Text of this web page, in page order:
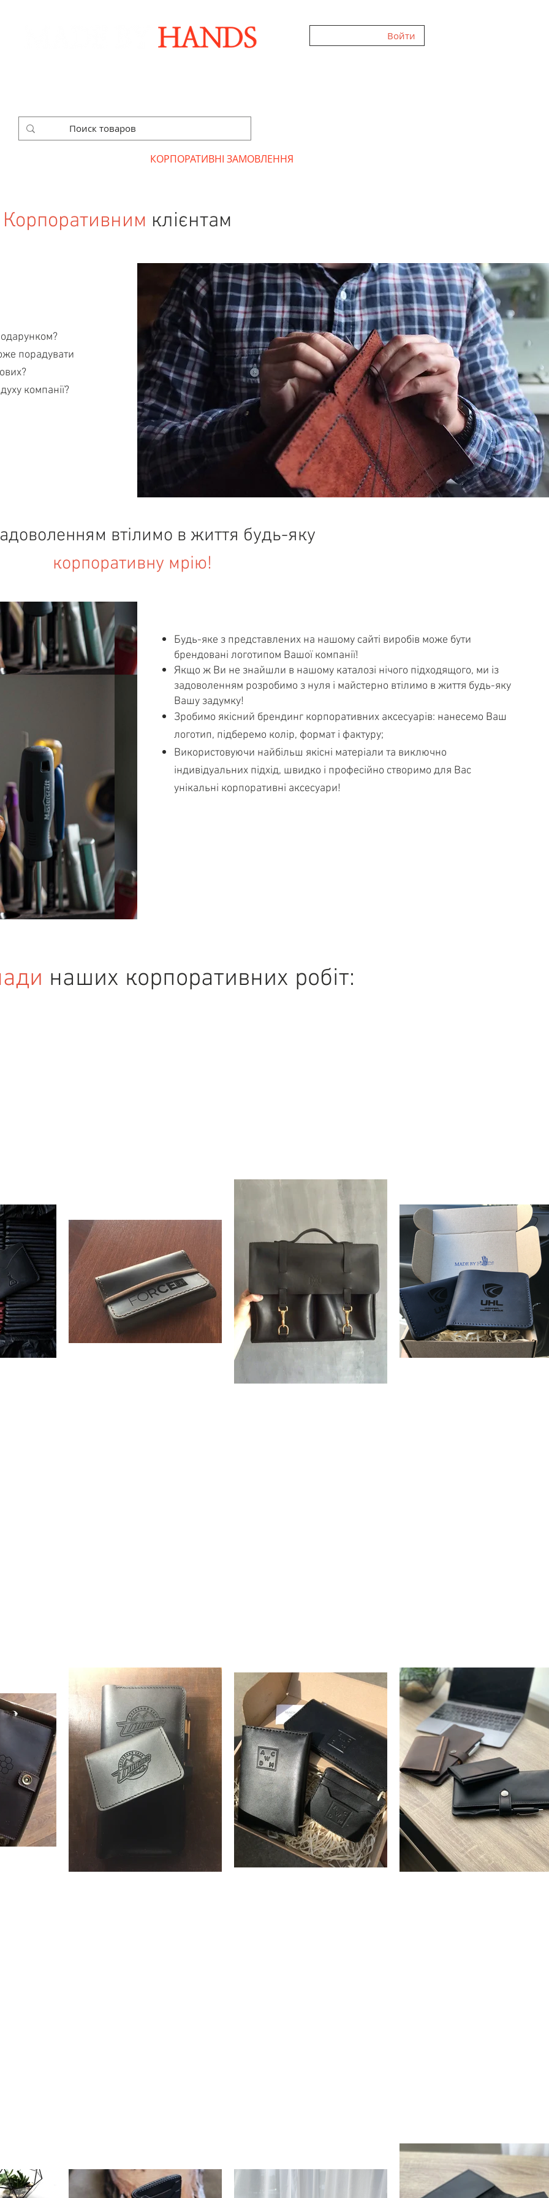
Войти
КОРПОРАТИВНІ ЗАМОВЛЕННЯ
Корпоративним клієнтам
порадувати
компанії?
втілимо в життя будь-яку
корпоративну мрію!
Будь-яке з представлених на нашому сайті виробів може бути
брендовані логотипом Вашої компанії!
Якщо ж Ви не знайшли в нашому каталозі нічого підходящого, ми із
задоволенням розробимо з нуля і майстерно втілимо в життя будь-яку
Вашу задумку!
Зробимо якісний брендинг корпоративних аксесуарів: нанесемо Ваш
логотип, підберемо колір, формат і фактуру;
Використовуючи найбільш якісні матеріали та виключно
індивідуальних підхід, швидко і професійно створимо для Вас
унікальні корпоративні аксесуари!
наших корпоративних робіт: